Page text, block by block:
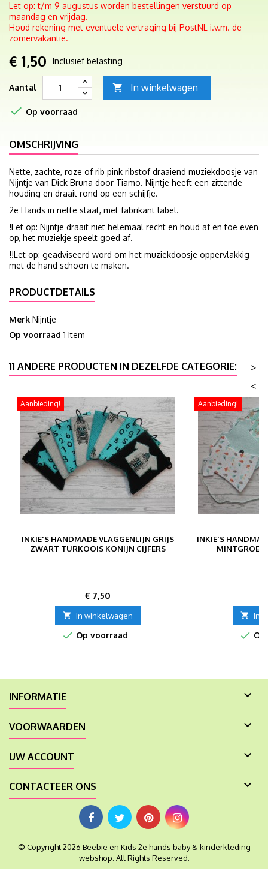
Let op: t/m 9 augustus worden bestellingen verstuurd op
maandag en vrijdag.
Houd rekening met eventuele vertraging bij PostNL i.v.m. de
zomervakantie.
€ 1,50 Inclusief belasting
Aantal  In winkelwagen
 Op voorraad
OMSCHRIJVING
Nette, zachte, roze of rib pink ribstof draaiend muziekdoosje van
Nijntje van Dick Bruna door Tiamo. Nijntje heeft een zittende
houding en draait rond op een schijfje.
2e Hands in nette staat, met fabrikant label.
!Let op: Nijntje draait niet helemaal recht en houd af en toe even
op, het muziekje speelt goed af.
!!Let op: geadviseerd word om het muziekdoosje oppervlakkig
met de hand schoon te maken.
PRODUCTDETAILS
Merk Nijntje
Op voorraad 1 Item
11 ANDERE PRODUCTEN IN DEZELFDE CATEGORIE:
>
<
Aanbieding!
INKIE'S HANDMADE VLAGGENLIJN GRIJS
ZWART TURKOOIS KONIJN CIJFERS
Prijs
€ 7,50
 In winkelwagen
 Op voorraad
Aanbieding!
INKIE'S
MINTGROEN
 In

INFORMATIE 
VOORWAARDEN 
UW ACCOUNT 
CONTACTEER ONS 
© Copyright 2026 Beebie en Kids 2e hands baby & kinderkleding
webshop. All Rights Reserved.